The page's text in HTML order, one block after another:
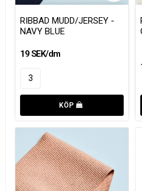
RIBBAD MUDD/JERSEY -
NAVY BLUE
19 SEK/dm
KÖP